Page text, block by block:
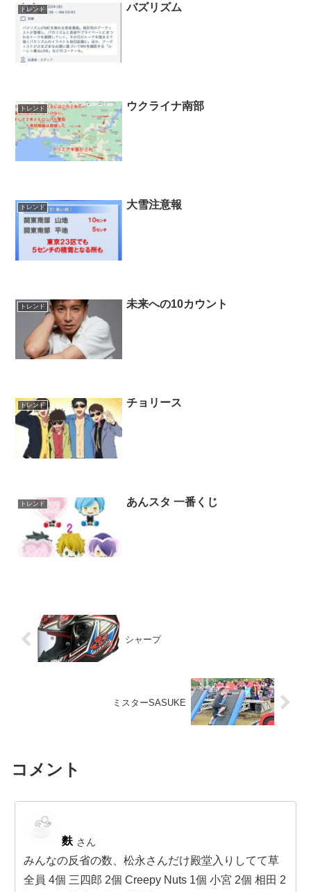
トレンド バズリズム
トレンド ウクライナ南部
トレンド 大雪注意報
トレンド 未来への10カウント
トレンド チョリース
トレンド あんスタ 一番くじ
シャープ
ミスターSASUKE
コメント
麩 さん
みんなの反省の数、松永さんだけ殿堂入りしてて草
全員 4個 三四郎 2個 Creepy Nuts 1個 小宮 2個 相田 2